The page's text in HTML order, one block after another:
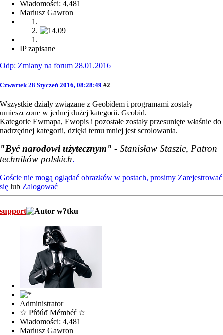
Wiadomości: 4,481
Mariusz Gawron
IP zapisane
Odp: Zmiany na forum 28.01.2016
Czwartek 28 Styczeń 2016, 08:28:49 #2
Wszystkie działy związane z Geobidem i programami zostały
umieszczone w jednej dużej kategorii: Geobid.
Kategorie Ewmapa, Ewopis i pozostałe zostały przesunięte właśnie do
nadrzędnej kategorii, dzięki temu mniej jest scrolowania.
"Być narodowi użytecznym" - Stanisław Staszic, Patron
techników polskich.
Goście nie mogą oglądać obrazków w postach, prosimy Zarejestrować
się lub Zalogować
support
Administrator
☆ Pŕöúđ Mémbéŕ ☆
Wiadomości: 4,481
Mariusz Gawron